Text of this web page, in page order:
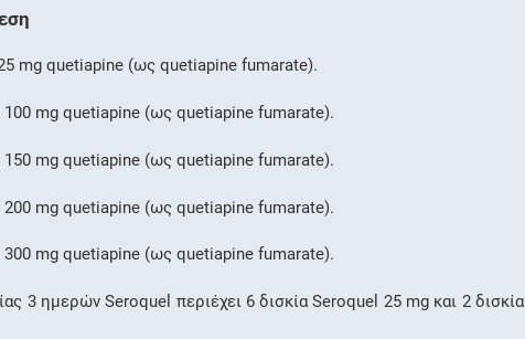
mg quetiapine (ως quetiapine fumarate).
100 mg quetiapine (ως quetiapine fumarate).
150 mg quetiapine (ως quetiapine fumarate).
200 mg quetiapine (ως quetiapine fumarate).
300 mg quetiapine (ως quetiapine fumarate).
3 ημερών Seroquel περιέχει 6 δισκία Seroquel 25 mg και 2 δισκία